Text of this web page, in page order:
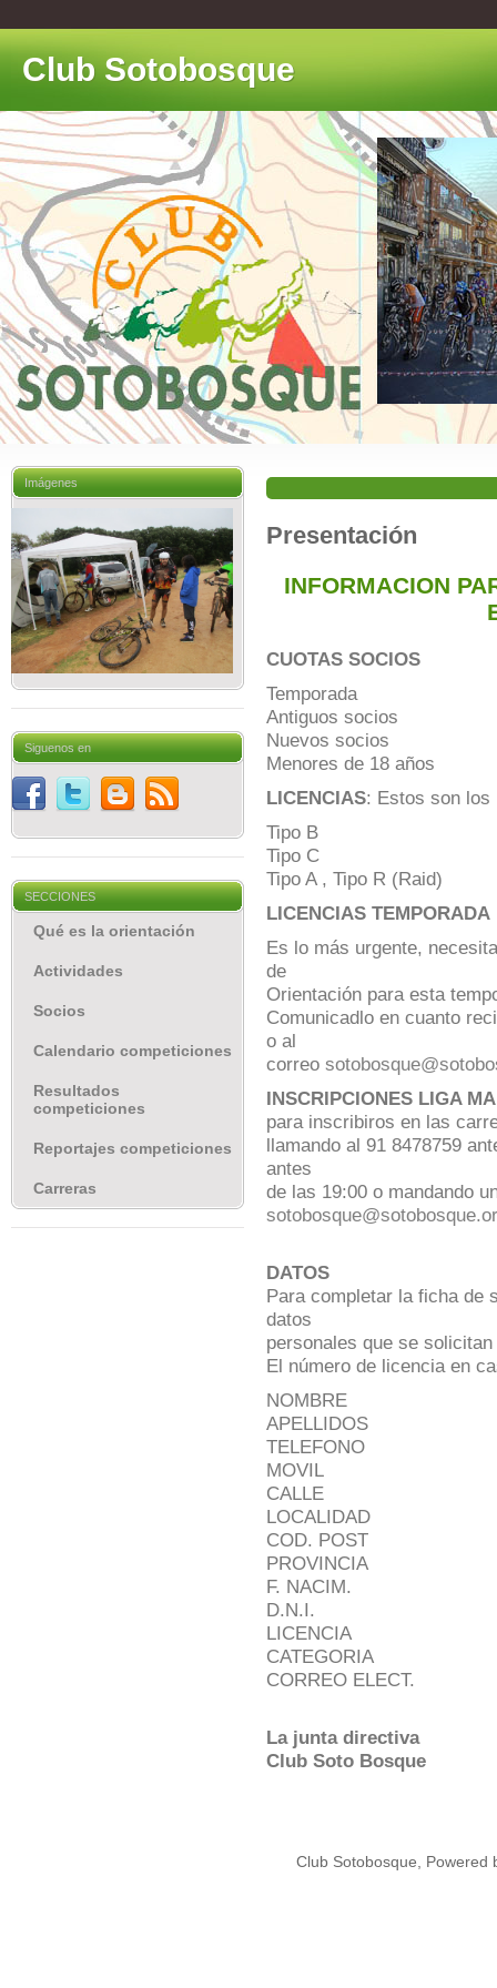
Club Sotobosque
Imágenes
Siguenos en
SECCIONES
Qué es la orientación
Actividades
Socios
Calendario competiciones
Resultados
competiciones
Reportajes competiciones
Carreras
Presentación
INFORMACION
CUOTAS SOCIOS
Temporada
Antiguos socios
Nuevos socios
Menores de 18 años
LICENCIAS: Estos son los
Tipo B
Tipo C
Tipo A , Tipo R (Raid)
LICENCIAS TEMPORADA
Es lo más urgente,
de
Orientación para esta
Comunicadlo en cuanto
o al
correo
INSCRIPCIONES LIGA
para inscribiros en las
llamando al 91 8478759
antes
de las 19:00 o mandando
DATOS
Para completar la ficha de
datos
personales que se
El número de licencia en
NOMBRE
APELLIDOS
TELEFONO
MOVIL
CALLE
LOCALIDAD
COD. POST
PROVINCIA
F. NACIM.
D.N.I.
LICENCIA
CATEGORIA
CORREO ELECT.
La junta directiva
Club Soto Bosque
Club Sotobosque, Powered